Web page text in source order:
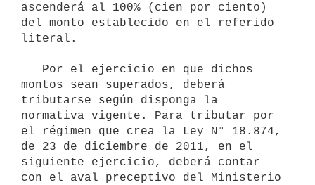
ascenderá al 100% (cien por ciento)
del monto establecido en el referido
literal.
montos sean superados, deberá
tributarse según disponga la
normativa vigente. Para tributar por
el régimen que crea la Ley N° 18.874,
de 23 de diciembre de 2011, en el
siguiente ejercicio, deberá contar
con el aval preceptivo del Ministerio